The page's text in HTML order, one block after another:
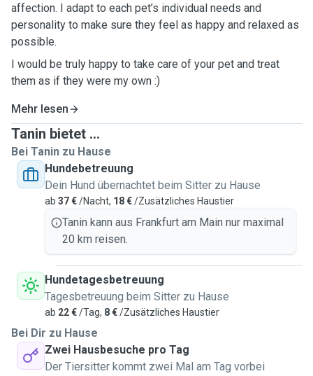
affection. I adapt to each pet’s individual needs and
personality to make sure they feel as happy and relaxed as
possible.
I would be truly happy to take care of your pet and treat
them as if they were my own :)
Mehr lesen
Tanin bietet ...
Bei Tanin zu Hause
Hundebetreuung
Dein Hund übernachtet beim Sitter zu Hause
ab 37 €/Nacht, 18 €/Zusätzliches Haustier
Tanin kann aus Frankfurt am Main nur maximal
20 km reisen.
Hundetagesbetreuung
Tagesbetreuung beim Sitter zu Hause
ab 22 €/Tag, 8 €/Zusätzliches Haustier
Bei Dir zu Hause
Zwei Hausbesuche pro Tag
Der Tiersitter kommt zwei Mal am Tag vorbei